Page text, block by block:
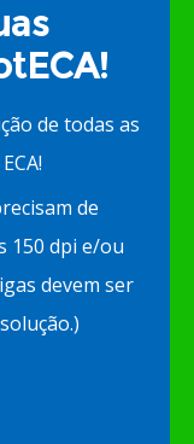
de todas as
de
150 dpi e/ou
devem ser